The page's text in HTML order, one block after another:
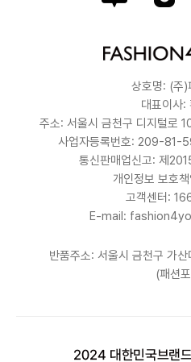
상호명: (주)
대표이사:
주소: 서울시 금천구 디지털로
사업자등록번호: 209-81-
통신판매업신고: 제
개인정보 보호
고객센터:
E-mail:
반품주소: 서울시 금천구 가
(패션